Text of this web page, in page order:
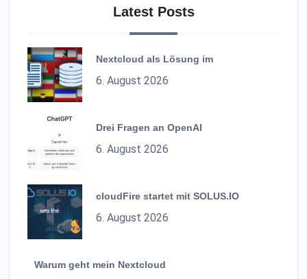
Latest Posts
Nextcloud als Lösung im
6. August 2026
Drei Fragen an OpenAI
6. August 2026
cloudFire startet mit SOLUS.IO
6. August 2026
Warum geht mein Nextcloud